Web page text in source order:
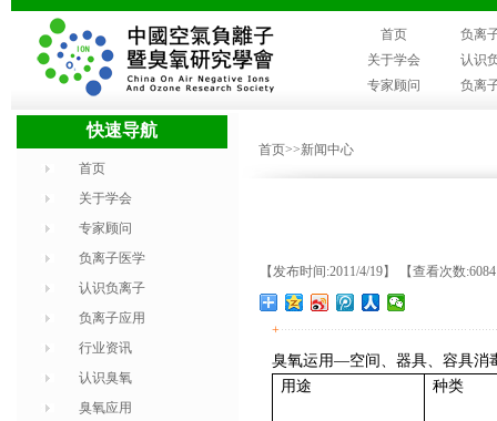
首页
负离
关于学会
认识
专家顾问
负离
快速导航
首页
关于学会
专家顾问
负离子医学
认识负离子
负离子应用
行业资讯
认识臭氧
臭氧应用
首页>>新闻中心
【发布时间:2011/4/19】 【查看次数
+
臭氧运用—空间、器具、容具消
用途
种类